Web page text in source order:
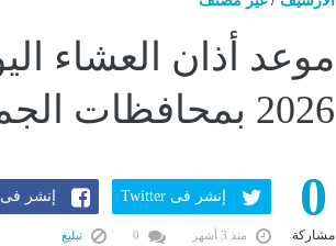
2026 بمحافظات الجمهورية
0
مشاركة
إنشر فى Twitter إنشر فى Facebook
منذ 3 أشهر تبليغ